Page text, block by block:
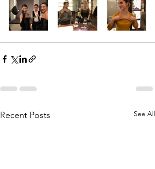
Recent Posts See All